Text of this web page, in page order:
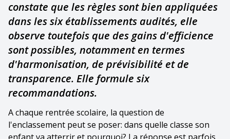
constate que les règles sont bien appliquées
dans les six établissements audités, elle
observe toutefois que des gains d'efficience
sont possibles, notamment en termes
d'harmonisation, de prévisibilité et de
transparence. Elle formule six
recommandations.
A chaque rentrée scolaire, la question de
l'enclassement peut se poser: dans quelle classe son